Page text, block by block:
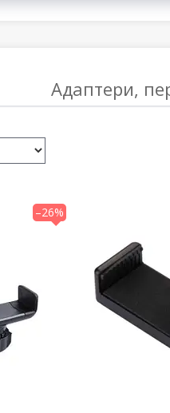
Адаптери,
–26%